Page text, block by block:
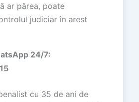
ar părea, poate
judiciar în arest
24/7:
cu 35 de ani de